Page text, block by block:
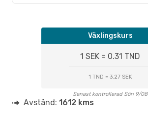
Växlingskurs
1 SEK = 0.31 TND
1 TND = 3.27 SEK
Senast kontrollerad Sön 9/08
Avstånd: 1612 kms